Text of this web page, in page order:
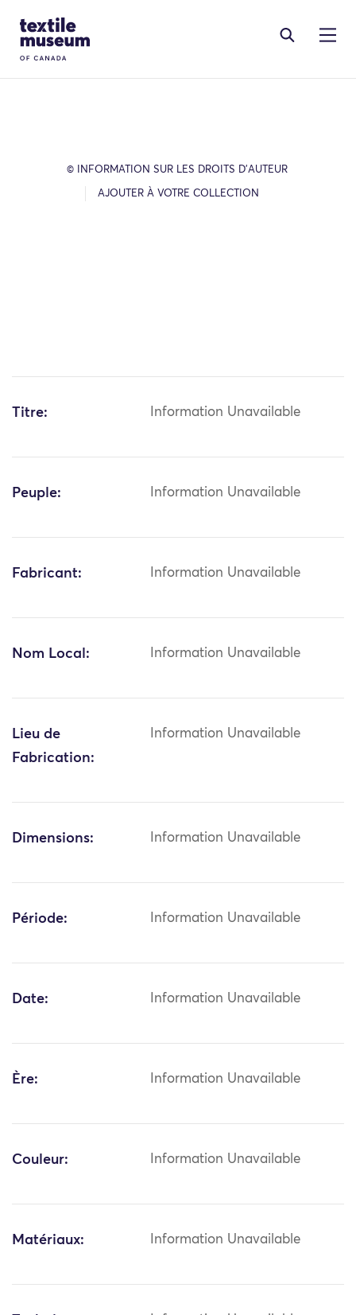
Site Logo
© INFORMATION SUR LES DROITS D’AUTEUR
AJOUTER À VOTRE COLLECTION
Titre: Information Unavailable
Peuple: Information Unavailable
Fabricant: Information Unavailable
Nom Local: Information Unavailable
Lieu de
Fabrication:
Information Unavailable
Dimensions: Information Unavailable
Période: Information Unavailable
Date: Information Unavailable
Ère: Information Unavailable
Couleur: Information Unavailable
Matériaux: Information Unavailable